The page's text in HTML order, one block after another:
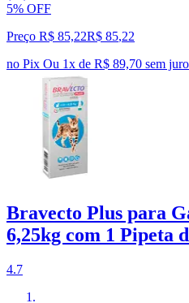
5% OFF
Preço R$ 85,22R$ 85,22
no Pix Ou 1x de R$ 89,70 sem
Bravecto Plus para
6,25kg com 1 Pipeta
4.7